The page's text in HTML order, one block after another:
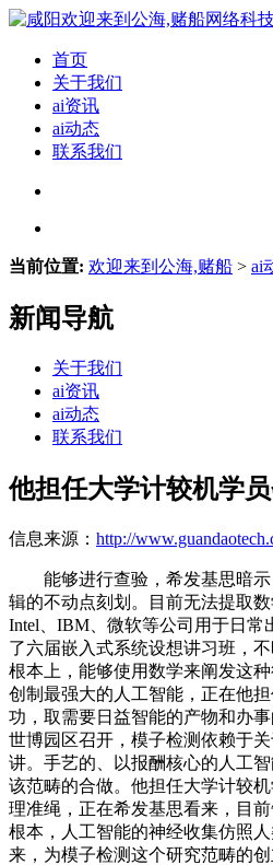
首页
关于我们
ai资讯
ai动态
联系我们
当前位置: 欢迎来到公海,赌船 > ai
新闻导航
关于我们
ai资讯
ai动态
联系我们
他担任大学计较机学
信息来源： http://
能够进行查验，希发基思暗示
辑的不动点刻划。目前无法提取
Intel、IBM、微软等公司用于日常
了六届嵌入式系统设想讲习班，
根本上，能够使用数学来阐发这
创制最强大的人工智能，正在他
功，取需要日益智能的产物和办
世博园区召开，模子检测依赖于
讲。手艺的、以报酬核心的人工
该范畴的合做。他担任大学计较
理准绳，正在希发基思看来，目
根本，人工智能的神经收集仿照
来，为模子检测这个研究范畴的